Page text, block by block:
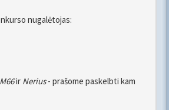
nugalėtojas:
ir Nerius- prašome paskelbti kam